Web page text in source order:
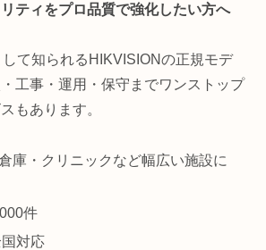
ティをプロ品質で強化したい方へ
て知られるHIKVISIONの正規モデ
工事・運用・保守までワンストップ
もあります。
庫・クリニックなど幅広い施設に
件
対応